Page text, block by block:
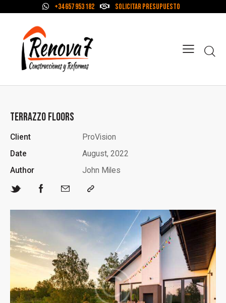
+34 657 953 182 Solicitar Presupuesto
TERRAZZO FLOORS
Client
ProVision
Date
August, 2022
Author
John Miles